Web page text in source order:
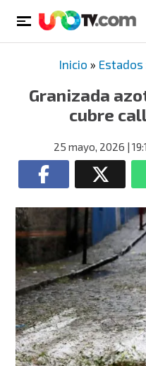
Inicio » Estados
Granizada
cubre
25 mayo, 2026 |